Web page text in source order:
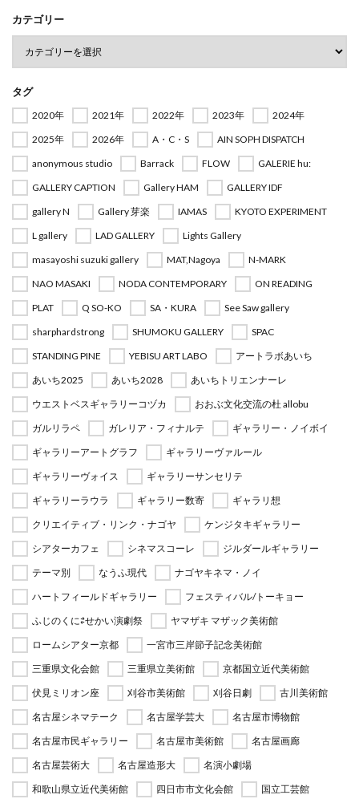
カテゴリー
タグ
2020年 2021年 2022年 2023年
2024年
2025年
2026年 A・C・S
AIN SOPH DISPATCH
anonymous studio
Barrack FLOW
GALERIE hu:
GALLERY CAPTION
Gallery HAM
GALLERY IDF
gallery N
Gallery 芽楽 IAMAS
KYOTO EXPERIMENT
L gallery
LAD GALLERY
Lights Gallery
masayoshi suzuki gallery
MAT,Nagoya
N-MARK
NAO MASAKI
NODA CONTEMPORARY
ON READING
PLAT
Q SO-KO SA・KURA
See Saw gallery
sharphardstrong
SHUMOKU GALLERY
SPAC
STANDING PINE
YEBISU ART LABO
アートラボあいち
あいち2025
あいち2028
あいちトリエンナーレ
ウエストベスギャラリーコヅカ
おおぶ文化交流の杜 allobu
ガルリラペ
ガレリア・フィナルテ
ギャラリー・ノイボイ
ギャラリーアートグラフ
ギャラリーヴァルール
ギャラリーヴォイス
ギャラリーサンセリテ
ギャラリーラウラ
ギャラリー数寄
ギャラリ想
クリエイティブ・リンク・ナゴヤ
ケンジタキギャラリー
シアターカフェ
シネマスコーレ
ジルダールギャラリー
テーマ別
なうふ現代
ナゴヤキネマ・ノイ
ハートフィールドギャラリー
フェスティバル/トーキョー
ふじのくに⇄せかい演劇祭
ヤマザキ マザック美術館
ロームシアター京都
一宮市三岸節子記念美術館
三重県文化会館
三重県立美術館
京都国立近代美術館
伏見ミリオン座
刈谷市美術館 刈谷日劇
古川美術館
名古屋シネマテーク
名古屋学芸大
名古屋市博物館
名古屋市民ギャラリー
名古屋市美術館
名古屋画廊
名古屋芸術大
名古屋造形大
名演小劇場
和歌山県立近代美術館
四日市市文化会館
国立工芸館